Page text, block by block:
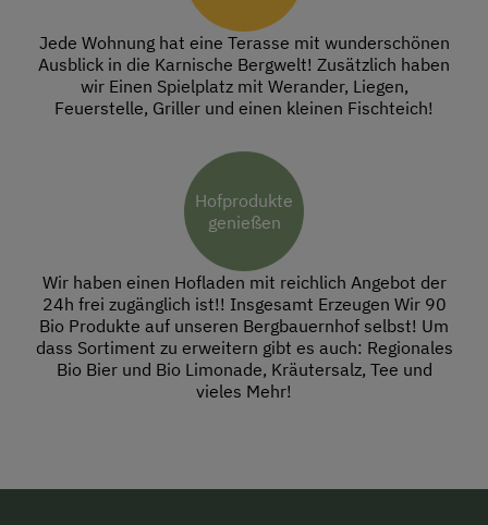
Jede Wohnung hat eine Terasse mit wunderschönen
Ausblick in die Karnische Bergwelt! Zusätzlich haben
wir Einen Spielplatz mit Werander, Liegen,
Feuerstelle, Griller und einen kleinen Fischteich!
Hofprodukte
genießen
Wir haben einen Hofladen mit reichlich Angebot der
24h frei zugänglich ist!! Insgesamt Erzeugen Wir 90
Bio Produkte auf unseren Bergbauernhof selbst! Um
dass Sortiment zu erweitern gibt es auch: Regionales
Bio Bier und Bio Limonade, Kräutersalz, Tee und
vieles Mehr!